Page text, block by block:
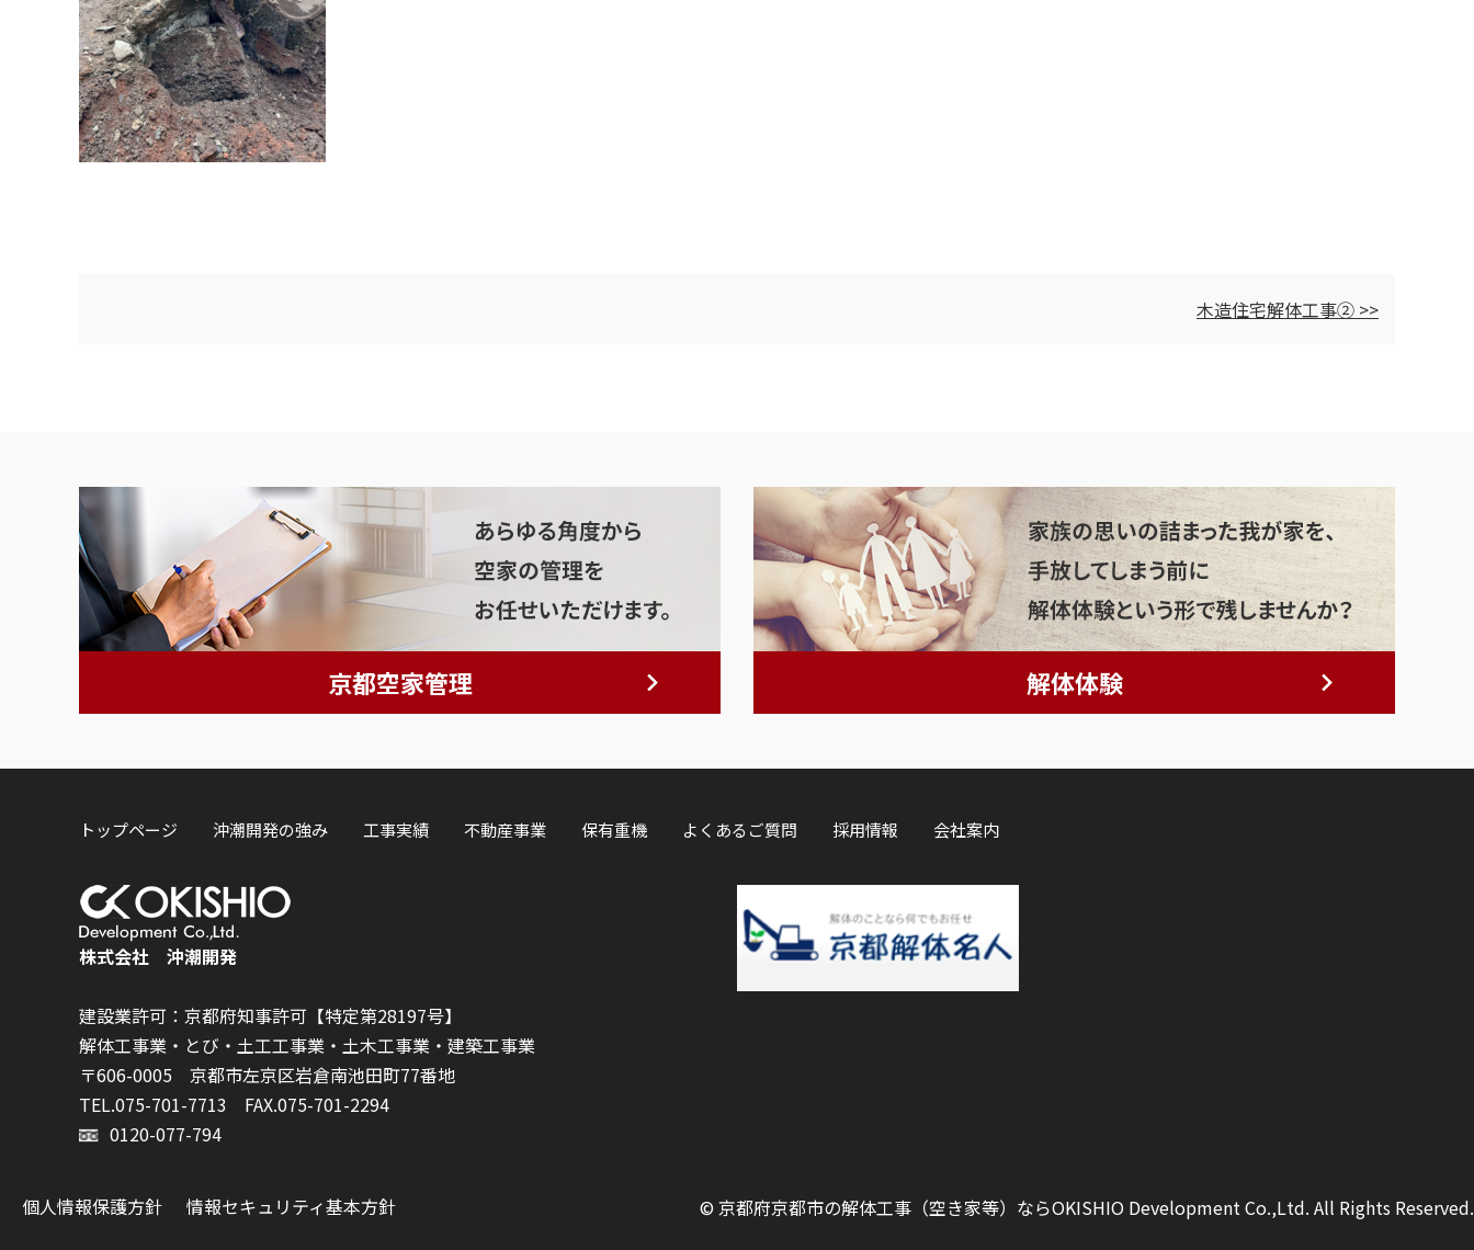
木造住宅解体工事② >>
京都空家管理 解体体験
トップページ 沖潮開発の強み 工事実績 不動産事業 保有重機 よくあるご質問 採用情報 会社案内
株式会社 沖潮開発
建設業許可：京都府知事許可【特定第28197号】
解体工事業・とび・土工工事業・土木工事業・建築工事業
〒606-0005 京都市左京区岩倉南池田町77番地
TEL.075-701-7713 FAX.075-701-2294
0120-077-794
個人情報保護方針 情報セキュリティ基本方針 © 京都府京都市の解体工事（空き家等）ならOKISHIO Development Co.,Ltd. All Rights Reserved.